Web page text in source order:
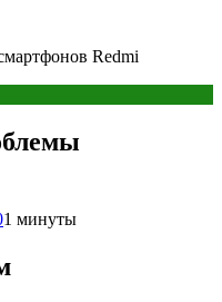
Redmi
1 минуты